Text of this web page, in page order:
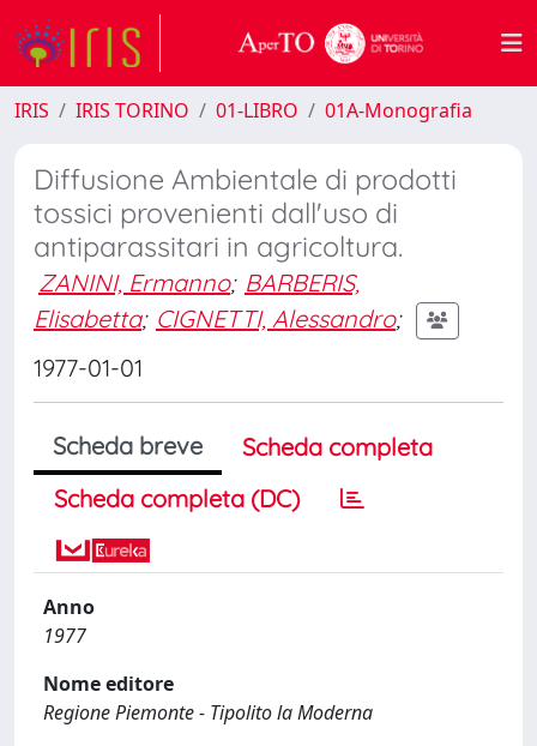
IRIS IRIS TORINO 01-LIBRO 01A-Monografia
Diffusione Ambientale di prodotti
tossici provenienti dall'uso di
antiparassitari in agricoltura.
ZANINI, Ermanno; BARBERIS,
Elisabetta; CIGNETTI, Alessandro;
1977-01-01
Scheda breve
Scheda completa
Scheda completa (DC)
Anno
1977
Nome editore
Regione Piemonte - Tipolito la Moderna